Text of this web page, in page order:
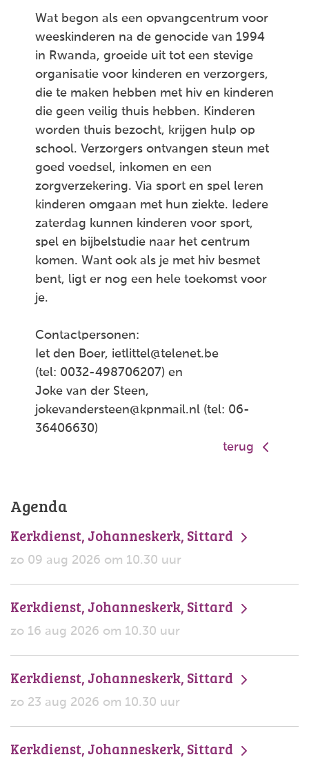
Wat begon als een opvangcentrum voor
weeskinderen na de genocide van 1994
in Rwanda, groeide uit tot een stevige
organisatie voor kinderen en verzorgers,
die te maken hebben met hiv en kinderen
die geen veilig thuis hebben. Kinderen
worden thuis bezocht, krijgen hulp op
school. Verzorgers ontvangen steun met
goed voedsel, inkomen en een
zorgverzekering. Via sport en spel leren
kinderen omgaan met hun ziekte. Iedere
zaterdag kunnen kinderen voor sport,
spel en bijbelstudie naar het centrum
komen. Want ook als je met hiv besmet
bent, ligt er nog een hele toekomst voor
je.
Contactpersonen:
Iet den Boer, ietlittel@telenet.be
(tel: 0032-498706207) en
Joke van der Steen,
jokevandersteen@kpnmail.nl (tel: 06-
36406630)
terug
Agenda
Kerkdienst, Johanneskerk, Sittard
zo 09 aug 2026 om 10.30 uur
Kerkdienst, Johanneskerk, Sittard
zo 16 aug 2026 om 10.30 uur
Kerkdienst, Johanneskerk, Sittard
zo 23 aug 2026 om 10.30 uur
Kerkdienst, Johanneskerk, Sittard